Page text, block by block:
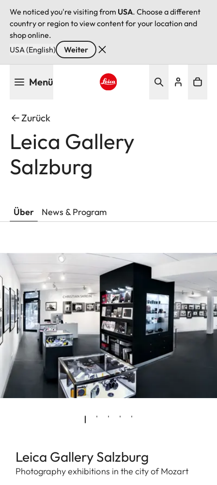
We noticed you're visiting from USA. Choose a different
country or region to view content for your location and
shop online.
USA (English)
Weiter
Menü
Zurück
Leica Gallery
Salzburg
Über News & Program
Leica Gallery Salzburg
Photography exhibitions in the city of Mozart